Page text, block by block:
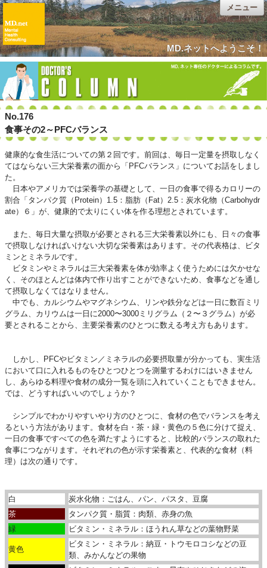
MD.ネットへようこそ！
メニュー
No.176
食事その2～PFCバランス
健康的な食生活についての第２回です。前回は、毎日一定量を摂取しなく
てはならない三大栄養素の面から「PFCバランス」についてお話をしまし
た。
日本やアメリカでは栄養学の基礎として、一日の食事で得るカロリーの
割合「タンパク質（Protein）1.5：脂肪（Fat）2.5：炭水化物（Carbohydr
ate）６」が、健康的で太りにくい体を作る理想とされています。
また、毎日大量な摂取が必要とされる三大栄養素以外にも、日々の食事
で摂取しなければいけない大切な栄養素はあります。その代表格は、ビタ
ミンとミネラルです。
ビタミンやミネラルは三大栄養素を体が効率よく使うためには欠かせな
く、そのほとんどは体内で作り出すことができないため、食事などを通し
て摂取しなくてはなりません。
中でも、カルシウムやマグネシウム、リンや鉄分などは一日に数百ミリ
グラム、カリウムは一日に2000〜3000ミリグラム（２〜３グラム）が必
要とされることから、主要栄養素のひとつに数える考え方もあります。
しかし、PFCやビタミン／ミネラルの必要摂取量が分かっても、実生活
において口に入れるものをひとつひとつを測量するわけにはいきません
し、あらゆる料理や食材の成分一覧を頭に入れていくこともできません。
では、どうすればいいのでしょうか？
シンプルでわかりやすいやり方のひとつに、食材の色でバランスを考え
るという方法があります。食材を白・茶・緑・黄色の５色に分けて捉え、
一日の食事ですべての色を満たすようにすると、比較的バランスの取れた
食事につながります。それぞれの色が示す栄養素と、代表的な食材（料
理）は次の通りです。
白
炭水化物：ごはん、パン、パスタ、豆腐
茶
タンパク質・脂質：肉類、赤身の魚
緑
ビタミン・ミネラル：ほうれん草などの葉物野菜
黄色
ビタミン・ミネラル：納豆・トウモロコシなどの豆
類、みかんなどの果物